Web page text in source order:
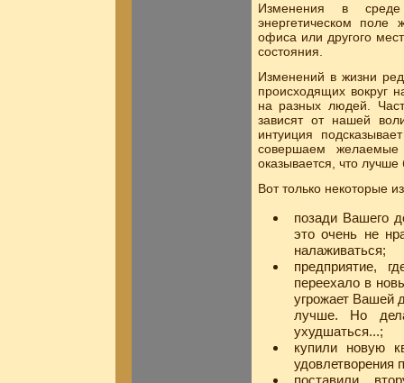
Изменения в
энергетическом поле
офиса или другого
состояния.
Изменений в жизни
происходящих вокруг
на разных людей.
зависят от нашей
интуиция
совершаем
оказывается, что
Вот только некоторые
позади Вашего
это очень не
налаживаться;
предприятие,
переехало в
угрожает Вашей
лучше. Но
ухудшаться...;
купили новую
удовлетворения
поставили